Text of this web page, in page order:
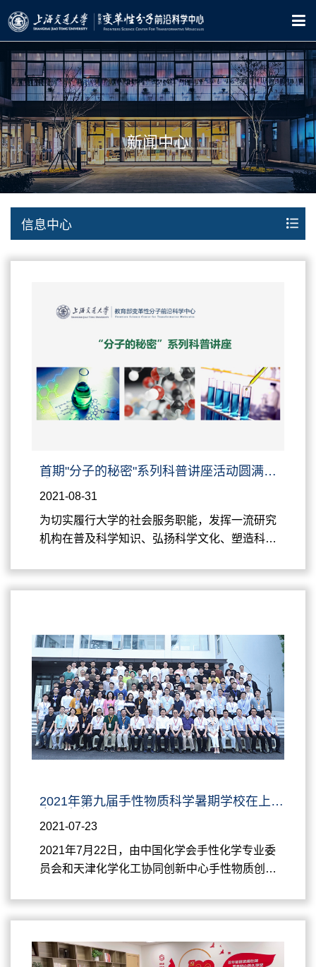
新闻中心
信息中心
首期"分子的秘密"系列科普讲座活动圆满完
2021-08-31
为切实履行大学的社会服务职能，发挥一流研究
机构在普及科学知识、弘扬科学文化、塑造科学
前沿科学中心以落实党史学习教育“学党史、践承
诺、见行动”活动要求为契机，由中心党支部策划
密”系列科普公益讲座。7月18日，周永丰教授以
“化学与生活”为题做首讲主题报告，在简要介绍中
心的建设...
2021年第九届手性物质科学暑期学校在上海
2021-07-23
2021年7月22日，由中国化学会手性化学专业委
员会和天津化学化工协同创新中心手性物质创造
办，上海交通大学变革性分子前沿科学中心和上
海交通大学研究生院协办的2021年第九届手性物
质科学暑期学校在上海交通大学闵行校区霞光楼
开幕。上海交通大学常务副校长、中科院院士丁